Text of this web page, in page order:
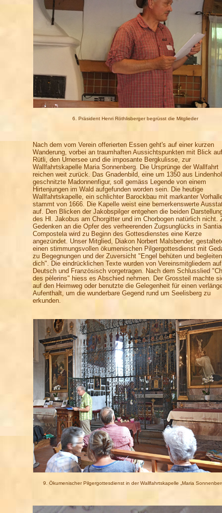
6. Präsident Henri Röthlisberger begrüsst die Mitglieder
Nach dem vom Verein offerierten Essen geht's auf einer kurzen
Wanderung, vorbei an traumhaften Aussichtspunkten mit Blick
Rütli, den Urnersee und die imposante Bergkulisse, zur
Wallfahrtskapelle Maria Sonnenberg. Die Ursprünge der Wallfahrt
reichen weit zurück. Das Gnadenbild, eine um 1350 aus
geschnitzte Madonnenfigur, soll gemäss Legende von einem
Hirtenjungen im Wald aufgefunden worden sein. Die heutige
Wallfahrtskapelle, ein schlichter Barockbau mit markanter
stammt von 1666. Die Kapelle weist eine bemerkenswerte
auf. Den Blicken der Jakobspilger entgehen die beiden
des Hl. Jakobus am Chorgitter und im Chorbogen natürlich nicht.
Gedenken an die Opfer des verheerenden Zugsunglücks in
Compostela wird zu Beginn des Gottesdienstes eine Kerze
angezündet. Unser Mitglied, Diakon Norbert Malsbender,
einen stimmungsvollen ökumenischen Pilgergottesdienst mit
zu Begegnungen und der Zuversicht "Engel behüten und begleiten
dich". Die eindrücklichen Texte wurden von Vereinsmitgliedern auf
Deutsch und Französisch vorgetragen. Nach dem Schlusslied
des pèlerins" hiess es Abschied nehmen. Der Grossteil machte
auf den Heimweg oder benutzte die Gelegenheit für einen
Aufenthalt, um die wunderbare Gegend rund um Seelisberg zu
erkunden.
9. Ökumenischer Pilgergottesdienst in der Wallfahrtskapelle „Maria